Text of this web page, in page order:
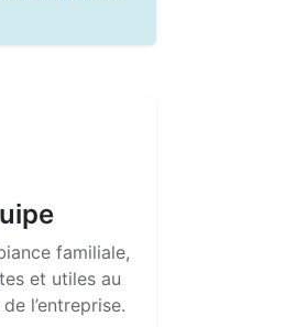
familiale,
et utiles au
l’entreprise.